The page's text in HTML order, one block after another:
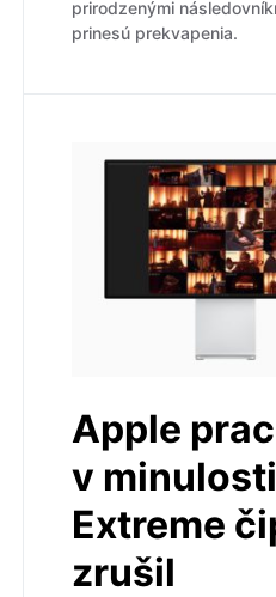
prirodzenými
prinesú prekvapenia.
Apple
v
Extreme
zrušil